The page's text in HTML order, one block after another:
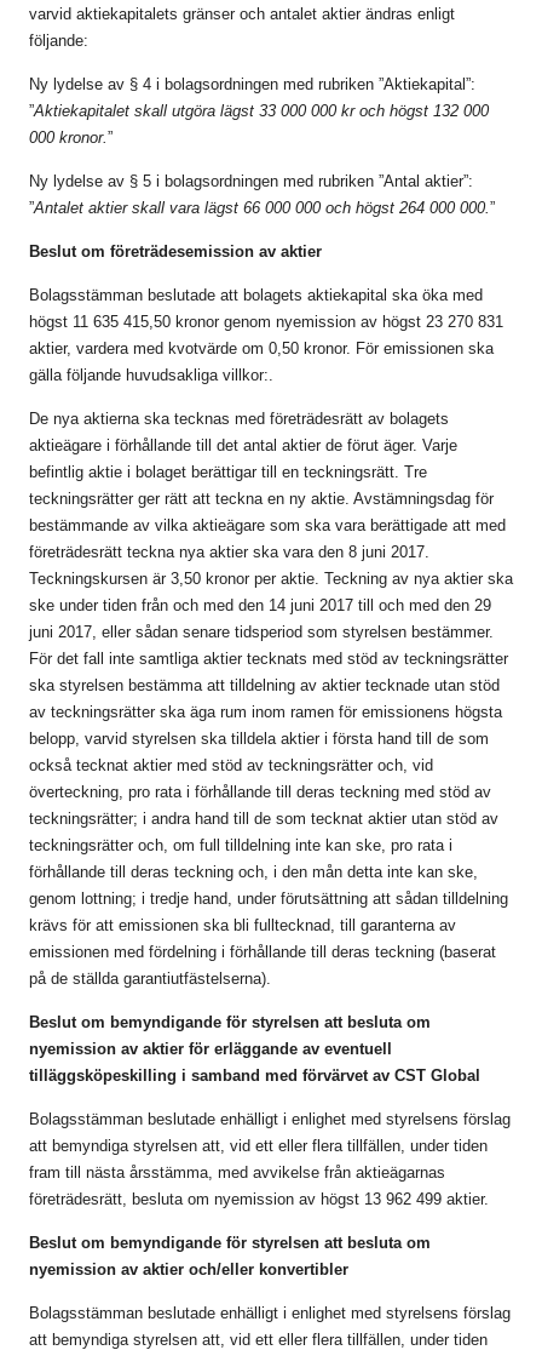
varvid aktiekapitalets gränser och antalet aktier ändras enligt
följande:
Ny lydelse av § 4 i bolagsordningen med rubriken ”Aktiekapital”:
”Aktiekapitalet skall utgöra lägst 33 000 000 kr och högst 132 000
000 kronor.”
Ny lydelse av § 5 i bolagsordningen med rubriken ”Antal aktier”:
”Antalet aktier skall vara lägst 66 000 000 och högst 264 000 000.”
Beslut om företrädesemission av aktier
Bolagsstämman beslutade att bolagets aktiekapital ska öka med
högst 11 635 415,50 kronor genom nyemission av högst 23 270 831
aktier, vardera med kvotvärde om 0,50 kronor. För emissionen ska
gälla följande huvudsakliga villkor:.
De nya aktierna ska tecknas med företrädesrätt av bolagets
aktieägare i förhållande till det antal aktier de förut äger. Varje
befintlig aktie i bolaget berättigar till en teckningsrätt. Tre
teckningsrätter ger rätt att teckna en ny aktie. Avstämningsdag för
bestämmande av vilka aktieägare som ska vara berättigade att med
företrädesrätt teckna nya aktier ska vara den 8 juni 2017.
Teckningskursen är 3,50 kronor per aktie. Teckning av nya aktier ska
ske under tiden från och med den 14 juni 2017 till och med den 29
juni 2017, eller sådan senare tidsperiod som styrelsen bestämmer.
För det fall inte samtliga aktier tecknats med stöd av teckningsrätter
ska styrelsen bestämma att tilldelning av aktier tecknade utan stöd
av teckningsrätter ska äga rum inom ramen för emissionens högsta
belopp, varvid styrelsen ska tilldela aktier i första hand till de som
också tecknat aktier med stöd av teckningsrätter och, vid
överteckning, pro rata i förhållande till deras teckning med stöd av
teckningsrätter; i andra hand till de som tecknat aktier utan stöd av
teckningsrätter och, om full tilldelning inte kan ske, pro rata i
förhållande till deras teckning och, i den mån detta inte kan ske,
genom lottning; i tredje hand, under förutsättning att sådan tilldelning
krävs för att emissionen ska bli fulltecknad, till garanterna av
emissionen med fördelning i förhållande till deras teckning (baserat
på de ställda garantiutfästelserna).
Beslut om bemyndigande för styrelsen att besluta om
nyemission av aktier för erläggande av eventuell
tilläggsköpeskilling i samband med förvärvet av CST Global
Bolagsstämman beslutade enhälligt i enlighet med styrelsens förslag
att bemyndiga styrelsen att, vid ett eller flera tillfällen, under tiden
fram till nästa årsstämma, med avvikelse från aktieägarnas
företrädesrätt, besluta om nyemission av högst 13 962 499 aktier.
Beslut om bemyndigande för styrelsen att besluta om
nyemission av aktier och/eller konvertibler
Bolagsstämman beslutade enhälligt i enlighet med styrelsens förslag
att bemyndiga styrelsen att, vid ett eller flera tillfällen, under tiden